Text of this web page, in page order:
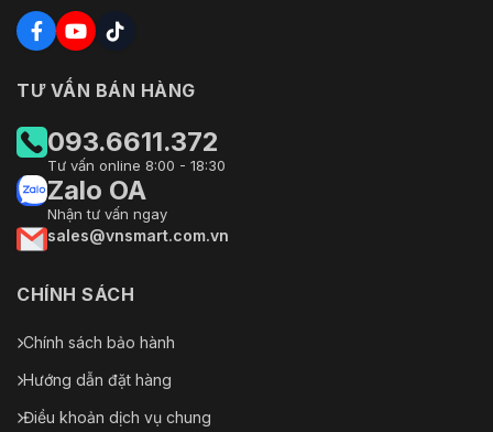
TƯ VẤN BÁN HÀNG
093.6611.372
Tư vấn online 8:00 - 18:30
Zalo OA
Nhận tư vấn ngay
sales@vnsmart.com.vn
CHÍNH SÁCH
Chính sách bảo hành
Hướng dẫn đặt hàng
Điều khoản dịch vụ chung